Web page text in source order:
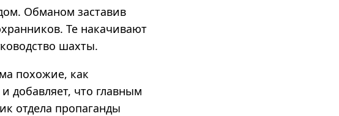
Обманом заставив
Те накачивают
шахты.
похожие, как
добавляет, что главным
отдела пропаганды